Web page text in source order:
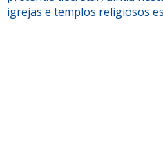
igrejas e templos religiosos